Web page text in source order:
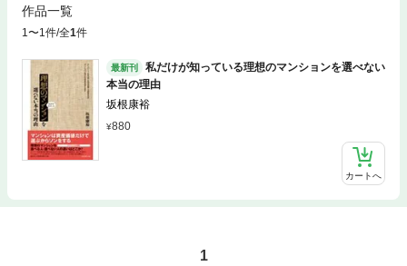
作品一覧
1〜1件/全1件
最新刊
私だけが知っている理想のマンションを選べない
本当の理由
坂根康裕
880
カートへ
1